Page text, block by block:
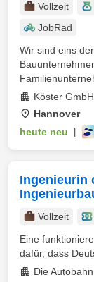
Vollzeit
JobRad
Wir sind eins
Köster GmbH
Hannover
heute neu
Ingenieurin
Vollzeit
Eine
dafür, dass
Die